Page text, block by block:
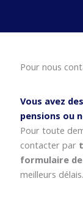
Pour nous
Vous avez
pensions ou
Pour toute
contacter par
formulaire
meilleurs délais.